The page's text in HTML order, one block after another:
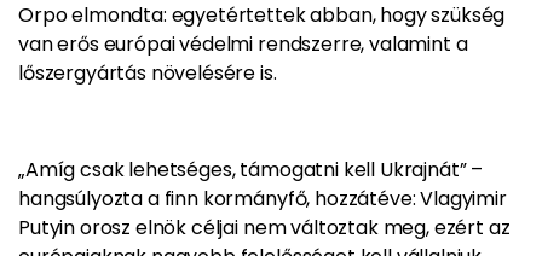
Orpo elmondta: egyetértettek abban, hogy szükség
van erős európai védelmi rendszerre, valamint a
lőszergyártás növelésére is.
„Amíg csak lehetséges, támogatni kell Ukrajnát” –
hangsúlyozta a finn kormányfő, hozzátéve: Vlagyimir
Putyin orosz elnök céljai nem változtak meg, ezért az